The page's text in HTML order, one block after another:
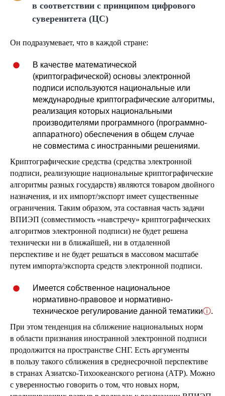
в соответствии с принципом цифрового
суверенитета (ЦС)
Он подразумевает, что в каждой стране:
В качестве математической
(криптографической) основы электронной
подписи используются национальные или
международные криптографические алгоритмы,
реализация которых национальными
производителями программного (программно-
аппаратного) обеспечения в общем случае
не совместима с иностранными решениями.
Криптографические средства (средства электронной
подписи, реализующие национальные криптографические
алгоритмы разных государств) являются товаром двойного
назначения, и их импорт/экспорт имеет существенные
ограничения. Таким образом, эта составная часть задачи
ВПИЭП (совместимость «навстречу» криптографических
алгоритмов электронной подписи) не будет решена
технически ни в ближайшей, ни в отдаленной
перспективе и не будет решаться в массовом масштабе
путем импорта/экспорта средств электронной подписи.
Имеется собственное национальное
нормативно-правовое и нормативно-
техническое регулирование данной тематикиⓘ.
При этом тенденция на сближение национальных норм
в области признания иностранной электронной подписи
продолжится на пространстве СНГ. Есть аргументы
в пользу такого сближения в среднесрочной перспективе
в странах Азиатско-Тихоокеанского региона (АТР). Можно
с уверенностью говорить о том, что новых норм,